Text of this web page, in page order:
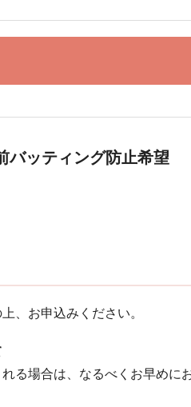
バッティング防止希望
、お申込みください。
る場合は、なるべくお早めに